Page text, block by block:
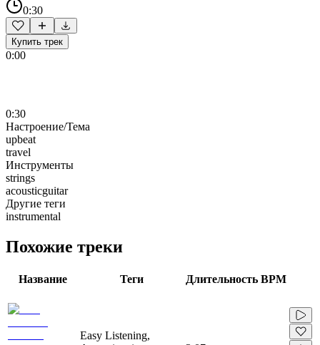
0:30
Купить трек
0:00
0:30
Настроение/Тема
upbeat
travel
Инструменты
strings
acousticguitar
Другие теги
instrumental
Похожие треки
Название Теги Длительность BPM
Easy Listening,